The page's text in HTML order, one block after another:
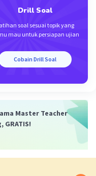
Drill Soal
soal sesuai topik yang
mau untuk persiapan ujian
Cobain Drill Soal
Master Teacher
GRATIS!